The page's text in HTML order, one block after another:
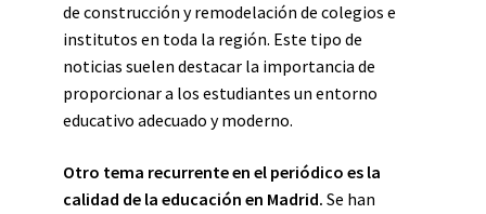
de construcción y remodelación de colegios e
institutos en toda la región. Este tipo de
noticias suelen destacar la importancia de
proporcionar a los estudiantes un entorno
educativo adecuado y moderno.
Otro tema recurrente en el periódico es la
calidad de la educación en Madrid. Se han